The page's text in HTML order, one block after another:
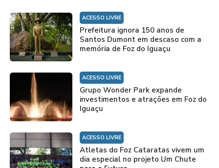
ACESSO LIVRE
Prefeitura ignora 150 anos de
Santos Dumont em descaso com a
memória de Foz do Iguaçu
ACESSO LIVRE
Grupo Wonder Park expande
investimentos e atrações em Foz do
Iguaçu
ACESSO LIVRE
Atletas do Foz Cataratas vivem um
dia especial no projeto Um Chute